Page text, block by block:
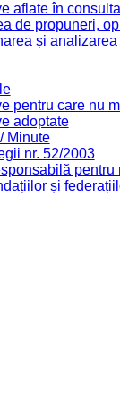
aflate în
de propuneri,
și
pentru care nu
adoptate
Minute
nr. 52/2003
și